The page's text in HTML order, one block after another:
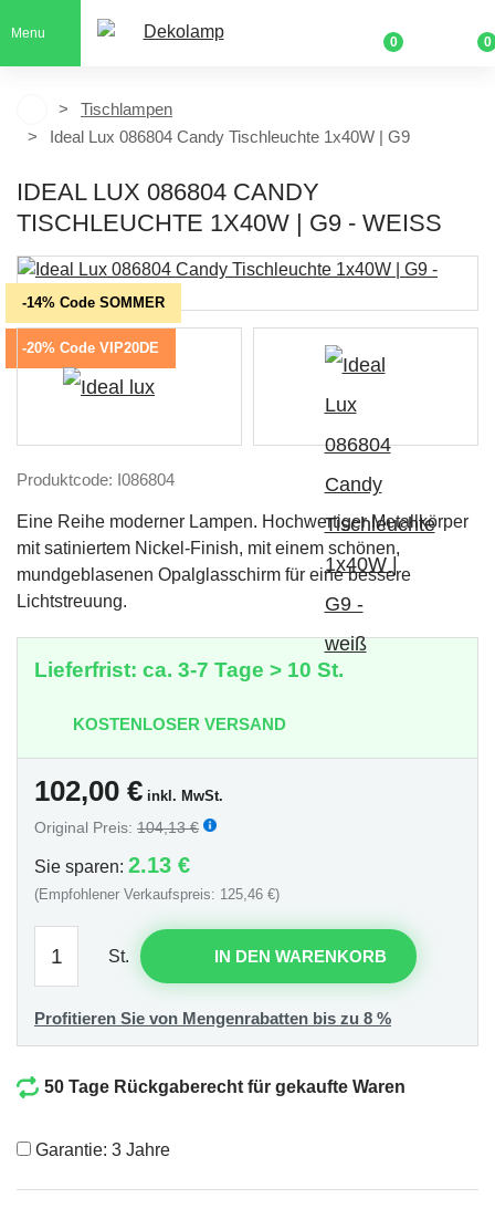
Menu
0 0
Tischlampen
Ideal Lux 086804 Candy Tischleuchte 1x40W | G9
IDEAL LUX 086804 CANDY
TISCHLEUCHTE 1X40W | G9 - WEISS
-14% Code SOMMER
-20% Code VIP20DE
Produktcode: I086804
Eine Reihe moderner Lampen. Hochwertiger Metallkörper
mit satiniertem Nickel-Finish, mit einem schönen,
mundgeblasenen Opalglasschirm für eine bessere
Lichtstreuung.
Lieferfrist: ca. 3-7 Tage > 10 St.
KOSTENLOSER VERSAND
102,00 € inkl. MwSt.
Original Preis: 104,13 €
Sie sparen: 2.13 €
(Empfohlener Verkaufspreis: 125,46 €)
St. IN DEN WARENKORB
Profitieren Sie von Mengenrabatten bis zu 8 %
50 Tage Rückgaberecht für gekaufte Waren
Garantie: 3 Jahre